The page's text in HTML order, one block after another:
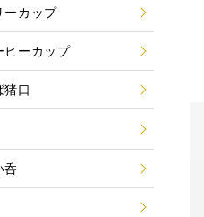
ーカップ
ヒーカップ
猪口
呑